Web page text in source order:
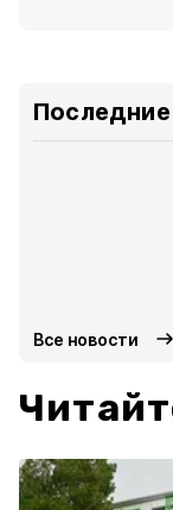
Все новости